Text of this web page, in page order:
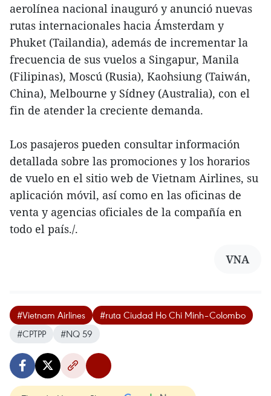
aerolínea nacional inauguró y anunció nuevas
rutas internacionales hacia Ámsterdam y
Phuket (Tailandia), además de incrementar la
frecuencia de sus vuelos a Singapur, Manila
(Filipinas), Moscú (Rusia), Kaohsiung (Taiwán,
China), Melbourne y Sídney (Australia), con el
fin de atender la creciente demanda.
Los pasajeros pueden consultar información
detallada sobre las promociones y los horarios
de vuelo en el sitio web de Vietnam Airlines, su
aplicación móvil, así como en las oficinas de
venta y agencias oficiales de la compañía en
todo el país./.
VNA
#Vietnam Airlines
#ruta Ciudad Ho Chi Minh–Colombo
#CPTPP
#NQ 59